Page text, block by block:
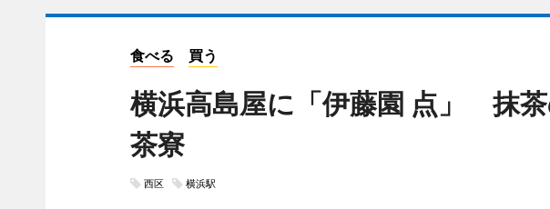
食べる 買う
横浜高島屋に「伊藤園 点」 抹
茶寮
西区 横浜駅